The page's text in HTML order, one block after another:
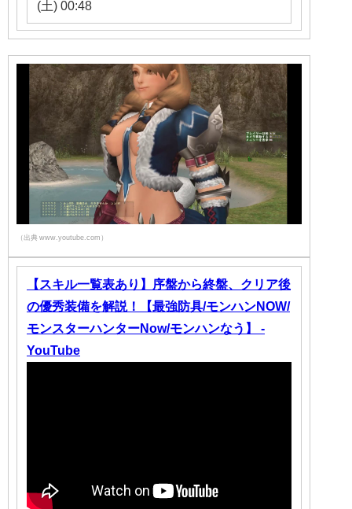
(土) 00:48
（出典 www.youtube.com）
【スキル一覧表あり】序盤から終盤、クリア後
の優秀装備を解説！【最強防具/モンハンNOW/
モンスターハンターNow/モンハンなう】 -
YouTube